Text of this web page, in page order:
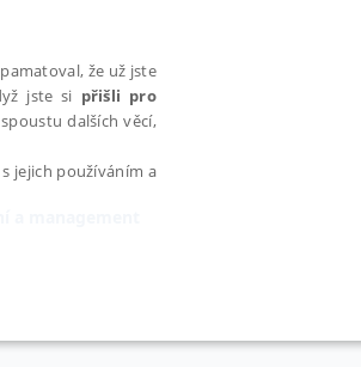
že už jste
jste si přišli pro
dalších věcí,
jejich používáním a
NEZAŘAZENÉ SOUBORY